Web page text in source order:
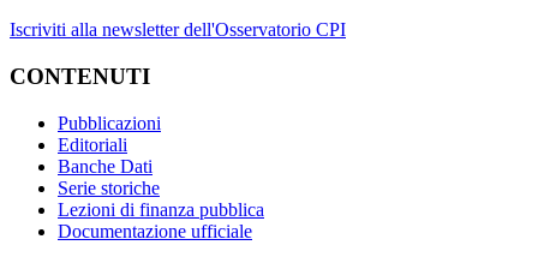
Iscriviti alla newsletter dell'Osservatorio CPI
CONTENUTI
Pubblicazioni
Editoriali
Banche Dati
Serie storiche
Lezioni di finanza pubblica
Documentazione ufficiale